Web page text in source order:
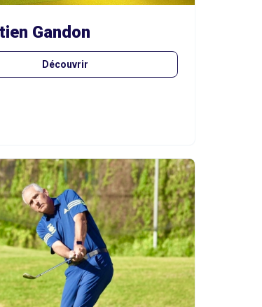
Gandon
Découvrir